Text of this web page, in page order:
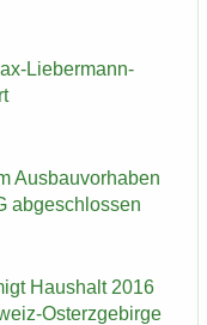
​Liebermann-
Aus­bau­vor­ha­ben
ab­ge­schlos­sen
Haus­halt 2016
​Osterzgebirge